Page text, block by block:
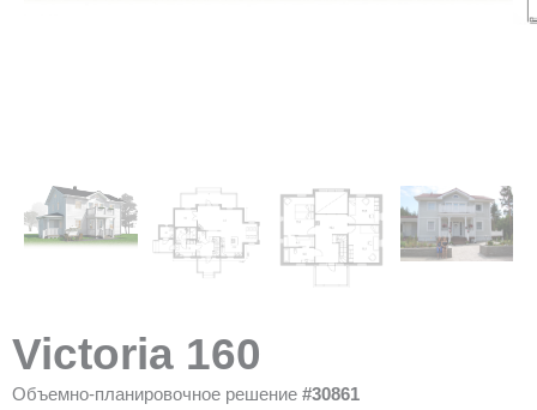
Victoria 160
Объемно-планировочное решение #30861